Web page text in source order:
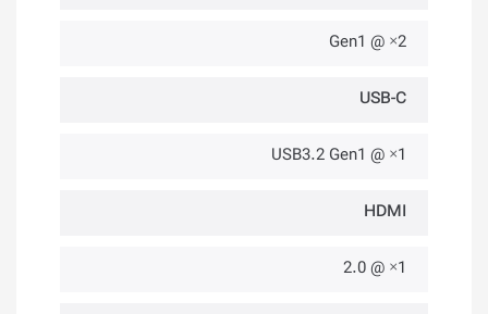
2× @ Gen1
USB-C
1× @ USB3.2 Gen1
HDMI
1× @ 2.0